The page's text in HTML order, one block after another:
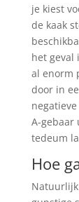
je kiest
de kaak
het geval
al enorm
door in
A-gebaar
tedeum
Hoe